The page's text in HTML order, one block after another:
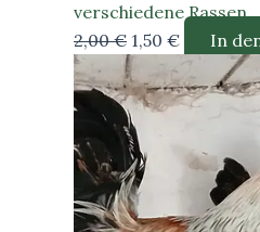
verschiedene Rassen
2,00€ Ursprünglicher
Preis
war:
2,00 €
1,50 €Aktueller
Preis
ist:
In